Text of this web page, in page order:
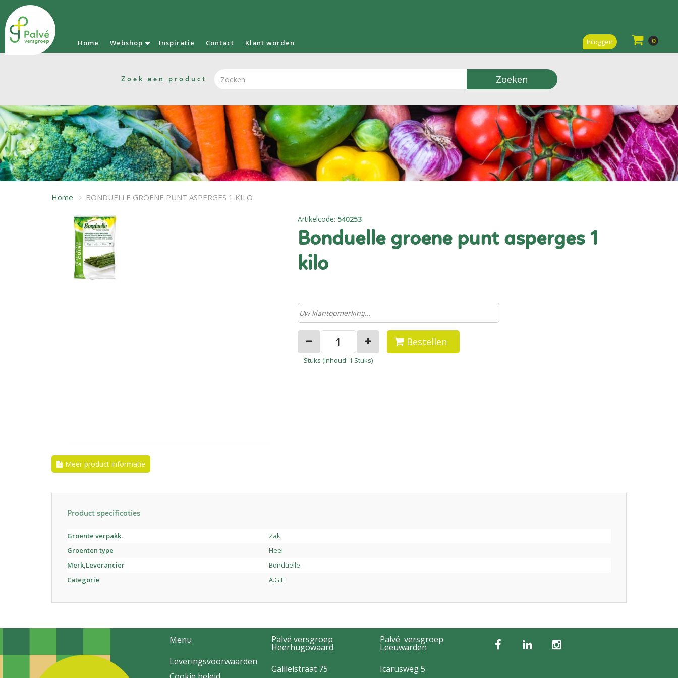
Home Webshop Inspiratie Contact Klant worden Inloggen 0
Zoek een product
Home BONDUELLE GROENE PUNT ASPERGES 1 KILO
Meer product informatie
Artikelcode: 540253
bonduelle groene punt asperges 1
kilo
Bestellen
Stuks (Inhoud: 1 Stuks)
Product specificaties
Groente verpakk.
Zak
Groenten type
Heel
Merk,Leverancier
Bonduelle
Categorie
A.G.F.
Menu
Leveringsvoorwaarden
Palvé versgroep
Heerhugowaard
Galileistraat 75
Palvé versgroep
Leeuwarden
Icarusweg 5